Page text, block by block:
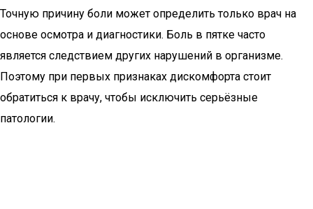
Точную причину боли может определить только врач на
основе осмотра и диагностики. Боль в пятке часто
является следствием других нарушений в организме.
Поэтому при первых признаках дискомфорта стоит
обратиться к врачу, чтобы исключить серьёзные
патологии.